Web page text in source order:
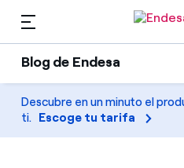
Blog de Endesa
Blog de Endesa
Luz
Hogares
Descubre en un minuto el
ti. Escoge tu tarifa